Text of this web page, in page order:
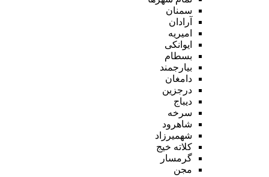
سمنان
آرادان
امیریه
ایوانکی
بسطام
بیارجمند
دامغان
درجزین
دیباج
سرخه
شاهرود
شهمیرزاد
کلاته خیج
گرمسار
مجن